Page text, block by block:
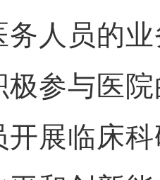
务人员的
极参与医
开展临床